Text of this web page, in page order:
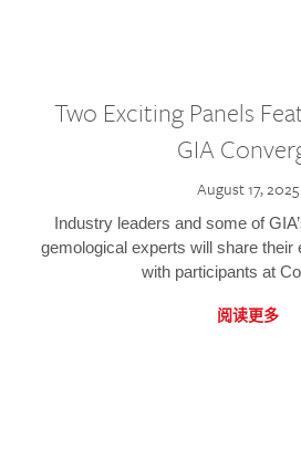
Two Exciting Panels
GIA
August 17, 2025
Industry leaders and some of
gemological experts will share their
with participants at
阅读更多